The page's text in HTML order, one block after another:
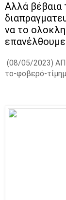
Αλλά βέβαια
να το
(08/05/2023)
το-φοβερό-